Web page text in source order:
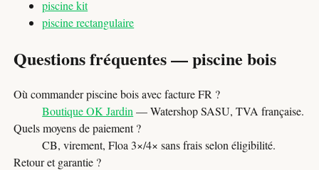
piscine kit
piscine rectangulaire
Questions fréquentes — piscine bois
Où commander piscine bois avec facture FR ?
Boutique OK Jardin — Watershop SASU, TVA française.
Quels moyens de paiement ?
CB, virement, Floa 3×/4× sans frais selon éligibilité.
Retour et garantie ?